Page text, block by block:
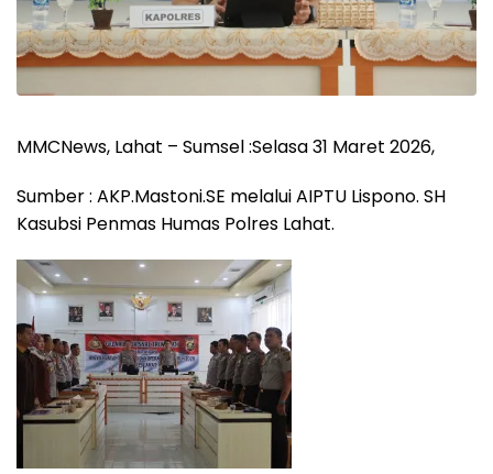
MMCNews, Lahat – Sumsel :Selasa 31 Maret 2026,
Sumber : AKP.Mastoni.SE melalui AIPTU Lispono. SH
Kasubsi Penmas Humas Polres Lahat.